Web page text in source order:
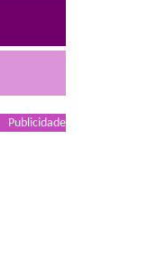
Publicidade